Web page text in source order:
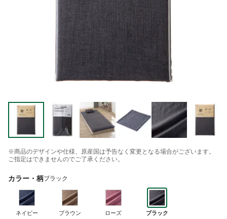
※商品のデザインや仕様、原産国は予告なく変更となる場合がございます。
ご指定はできませんのでご了承ください。
カラー・柄ブラック
ネイビー ブラウン ローズ ブラック